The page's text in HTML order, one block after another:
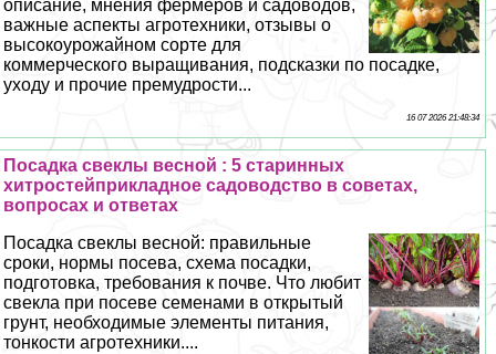
описание, мнения фермеров и садоводов,
важные аспекты агротехники, отзывы о
высокоурожайном сорте для
коммерческого выращивания, подсказки по посадке,
уходу и прочие премудрости...
16 07 2026 21:48:34
Посадка свеклы весной : 5 старинных
хитростейприкладное садоводство в советах,
вопросах и ответах
Посадка свеклы весной: правильные
сроки, нормы посева, схема посадки,
подготовка, требования к почве. Что любит
свекла при посеве семенами в открытый
грунт, необходимые элементы питания,
тонкости агротехники....